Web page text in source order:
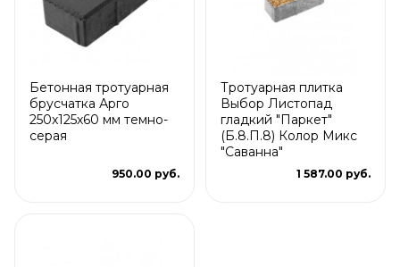
Бетонная тротуарная
брусчатка Арго
250x125x60 мм темно-
серая
950.00 руб.
Тротуарная плитка
Выбор Листопад
гладкий "Паркет"
(Б.8.П.8) Колор Микс
"Саванна"
1 587.00 руб.